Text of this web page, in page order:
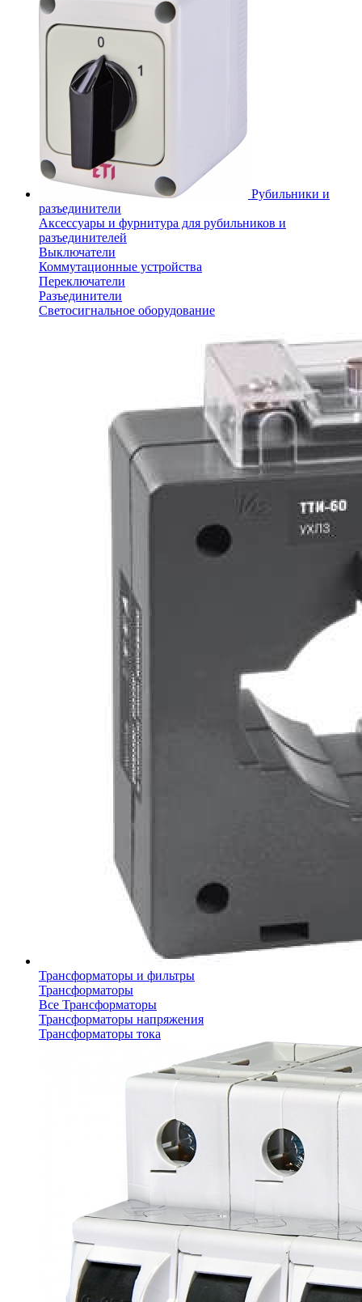
Рубильники и
разъединители
Аксессуары и фурнитура для рубильников и
разъединителей
Выключатели
Коммутационные устройства
Переключатели
Разъединители
Светосигнальное оборудование
Трансформаторы и фильтры
Трансформаторы
Все Трансформаторы
Трансформаторы напряжения
Трансформаторы тока